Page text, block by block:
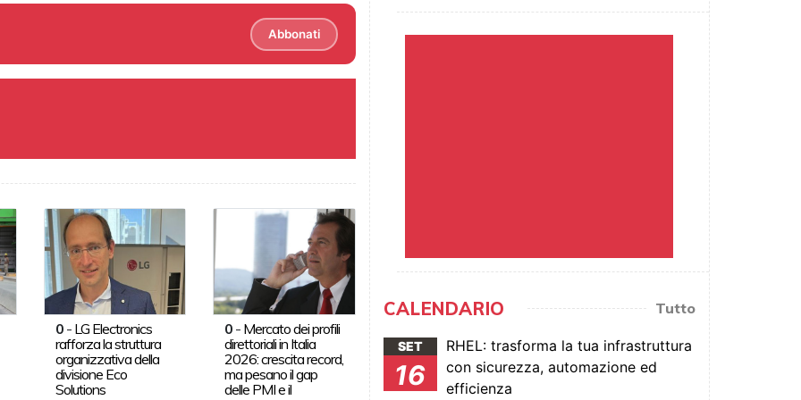
Abbonati
0- LG Electronics
rafforza la struttura
organizzativa della
divisione Eco
Solutions
0 - Mercato dei profili
direttoriali in Italia
2026: crescita record,
ma pesano il gap
delle PMI e il
CALENDARIO Tutto
SET
16
RHEL: trasforma la tua infrastruttura
con sicurezza, automazione ed
efficienza